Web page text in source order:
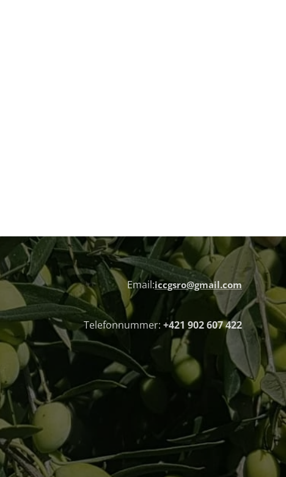
Email:iccgsro@gmail.com
Telefonnummer: +421 902 607 422